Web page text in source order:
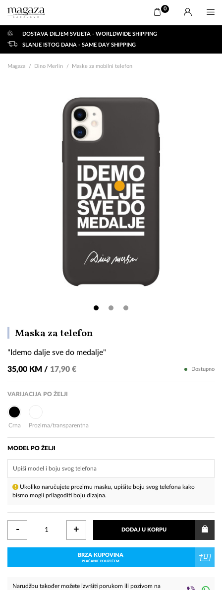
0
DOSTAVA DILJEM SVIJETA - WORLDWIDE SHIPPING
SLANJE ISTOG DANA - SAME DAY SHIPPING
Magaza Dino Merlin Maske za mobilni telefon
Maska za telefon"Idemo
sve
medalje"
"Idemo dalje sve do medalje"
35,00 KM / 17,90 € Dostupno
VARIJACIJA PO ŽELJI
Crna Prozirna/transparentna
MODEL PO ŽELJI
Ukoliko naručujete prozirnu masku, upišite boju svog telefona kako
bismo mogli prilagoditi boju dizajna.
- + DODAJ U KORPU
BRZA KUPOVINA
PLAĆANJE POUZEĆEM
Narudžbu također možete izvršiti porukom ili pozivom na